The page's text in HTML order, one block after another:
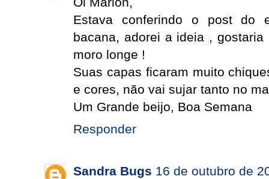
Estava conferindo o post do
bacana, adorei a ideia ,
moro longe !
Suas capas ficaram muito
e cores, não vai sujar tanto no
Um Grande beijo, Boa Semana
Responder
Sandra Bugs 16 de outubro de